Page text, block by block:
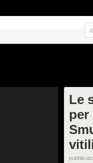
Le
per